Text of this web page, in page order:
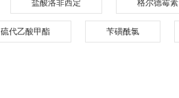
盐酸洛非西定 格尔德霉素
硫代乙酸甲酯 苄磺酰氯